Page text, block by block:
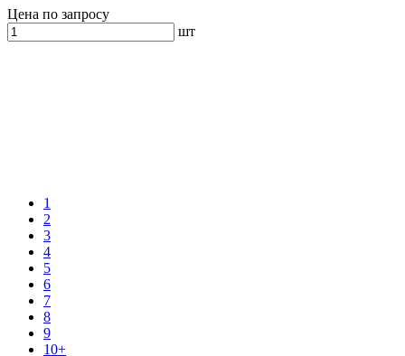
Цена по запросу
шт
1
2
3
4
5
6
7
8
9
10+